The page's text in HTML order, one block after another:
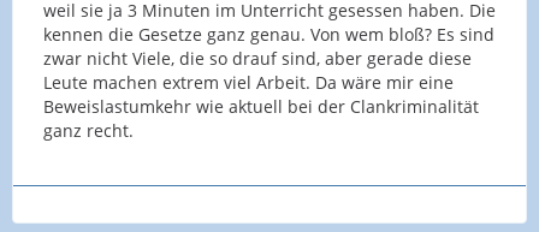
weil sie ja 3 Minuten im Unterricht gesessen haben. Die
kennen die Gesetze ganz genau. Von wem bloß? Es sind
zwar nicht Viele, die so drauf sind, aber gerade diese
Leute machen extrem viel Arbeit. Da wäre mir eine
Beweislastumkehr wie aktuell bei der Clankriminalität
ganz recht.